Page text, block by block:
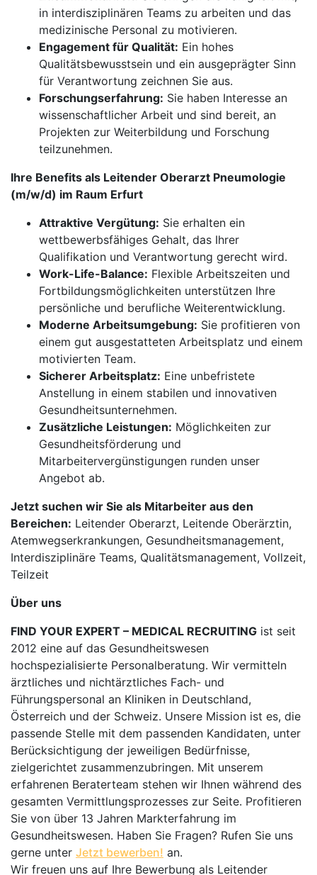
in interdisziplinären Teams zu arbeiten und das
medizinische Personal zu motivieren.
Engagement für Qualität: Ein hohes
Qualitätsbewusstsein und ein ausgeprägter Sinn
für Verantwortung zeichnen Sie aus.
Forschungserfahrung: Sie haben Interesse an
wissenschaftlicher Arbeit und sind bereit, an
Projekten zur Weiterbildung und Forschung
teilzunehmen.
Ihre Benefits als Leitender Oberarzt Pneumologie
(m/w/d) im Raum Erfurt
Attraktive Vergütung: Sie erhalten ein
wettbewerbsfähiges Gehalt, das Ihrer
Qualifikation und Verantwortung gerecht wird.
Work-Life-Balance: Flexible Arbeitszeiten und
Fortbildungsmöglichkeiten unterstützen Ihre
persönliche und berufliche Weiterentwicklung.
Moderne Arbeitsumgebung: Sie profitieren von
einem gut ausgestatteten Arbeitsplatz und einem
motivierten Team.
Sicherer Arbeitsplatz: Eine unbefristete
Anstellung in einem stabilen und innovativen
Gesundheitsunternehmen.
Zusätzliche Leistungen: Möglichkeiten zur
Gesundheitsförderung und
Mitarbeitervergünstigungen runden unser
Angebot ab.
Jetzt suchen wir Sie als Mitarbeiter aus den
Bereichen: Leitender Oberarzt, Leitende Oberärztin,
Atemwegserkrankungen, Gesundheitsmanagement,
Interdisziplinäre Teams, Qualitätsmanagement, Vollzeit,
Teilzeit
Über uns
FIND YOUR EXPERT – MEDICAL RECRUITING ist seit
2012 eine auf das Gesundheitswesen
hochspezialisierte Personalberatung. Wir vermitteln
ärztliches und nichtärztliches Fach- und
Führungspersonal an Kliniken in Deutschland,
Österreich und der Schweiz. Unsere Mission ist es, die
passende Stelle mit dem passenden Kandidaten, unter
Berücksichtigung der jeweiligen Bedürfnisse,
zielgerichtet zusammenzubringen. Mit unserem
erfahrenen Beraterteam stehen wir Ihnen während des
gesamten Vermittlungsprozesses zur Seite. Profitieren
Sie von über 13 Jahren Markterfahrung im
Gesundheitswesen. Haben Sie Fragen? Rufen Sie uns
gerne unter Jetzt bewerben! an.
Wir freuen uns auf Ihre Bewerbung als Leitender